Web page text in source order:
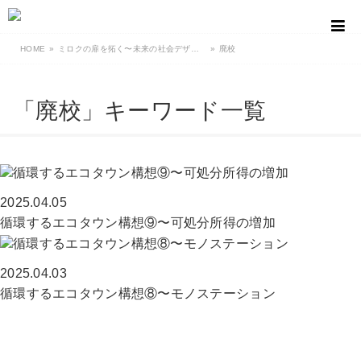
HOME ミロクの扉を拓く〜未来の社会デザイン 廃校
「廃校」キーワード一覧
2025.04.05
循環するエコタウン構想⑨〜可処分所得の増加
2025.04.03
循環するエコタウン構想⑧〜モノステーション